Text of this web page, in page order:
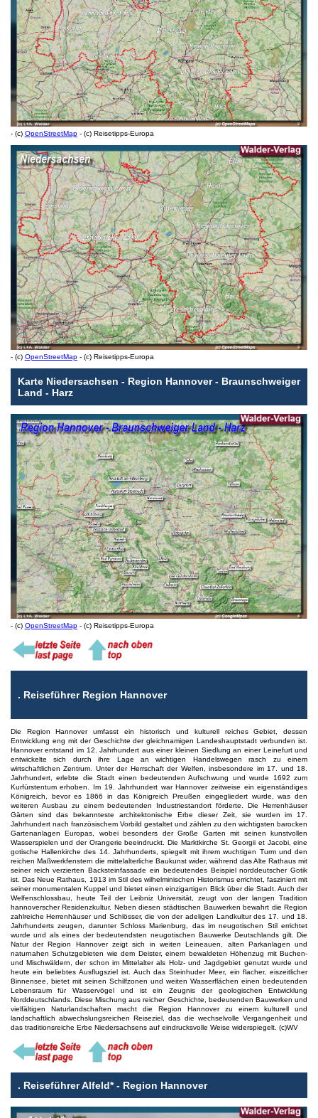
- (c) OpenStreetMap- (c) Reisetipps-Europa
- (c) OpenStreetMap- (c) Reisetipps-Europa
Karte Niedersachsen - Region Hannover - Braunschweiger
Land - Harz
- (c) OpenStreetMap- (c) Reisetipps-Europa
. Reiseführer Region Hannover
Die Region Hannover umfasst ein historisch und kulturell reiches Gebiet, dessen
Entwicklung eng mit der Geschichte der gleichnamigen Landeshauptstadt verbunden ist.
Hannover entstand im 12. Jahrhundert aus einer kleinen Siedlung an einer Leinefurt und
entwickelte sich durch ihre Lage an wichtigen Handelswegen rasch zu einem
wirtschaftlichen Zentrum. Unter der Herrschaft der Welfen, insbesondere im 17. und 18.
Jahrhundert, erlebte die Stadt einen bedeutenden Aufschwung und wurde 1692 zum
Kurfürstentum erhoben. Im 19. Jahrhundert war Hannover zeitweise ein eigenständiges
Königreich, bevor es 1866 in das Königreich Preußen eingegliedert wurde, was den
weiteren Ausbau zu einem bedeutenden Industriestandort förderte. Die Herrenhäuser
Gärten sind das bekannteste architektonische Erbe dieser Zeit, sie wurden im 17.
Jahrhundert nach französischem Vorbild gestaltet und zählen zu den wichtigsten barocken
Gartenanlagen Europas, wobei besonders der Große Garten mit seinen kunstvollen
Wasserspielen und der Orangerie beeindruckt. Die Marktkirche St. Georgii et Jacobi, eine
gotische Hallenkirche des 14. Jahrhunderts, spiegelt mit ihrem wuchtigen Turm und den
reichen Maßwerkfenstern die mittelalterliche Baukunst wider, während das Alte Rathaus mit
seiner reich verzierten Backsteinfassade ein bedeutendes Beispiel norddeutscher Gotik
ist. Das Neue Rathaus, 1913 im Stil des wilhelminischen Historismus errichtet, fasziniert mit
seiner monumentalen Kuppel und bietet einen einzigartigen Blick über die Stadt. Auch der
Welfenschlossbau, heute Teil der Leibniz Universität, zeugt von der langen Tradition
hannoverscher Residenzkultur. Neben diesen städtischen Bauwerken bewahrt die Region
zahlreiche Herrenhäuser und Schlösser, die von der adeligen Landkultur des 17. und 18.
Jahrhunderts zeugen, darunter Schloss Marienburg, das im neugotischen Stil errichtet
wurde und als eines der bedeutendsten neugotischen Bauwerke Deutschlands gilt. Die
Natur der Region Hannover zeigt sich in weiten Leineauen, alten Parkanlagen und
naturnahen Schutzgebieten wie dem Deister, einem bewaldeten Höhenzug mit Buchen-
und Mischwäldern, der schon im Mittelalter als Holz- und Jagdgebiet genutzt wurde und
heute ein beliebtes Ausflugsziel ist. Auch das Steinhuder Meer, ein flacher, eiszeitlicher
Binnensee, bietet mit seinen Schilfzonen und weiten Wasserflächen einen bedeutenden
Lebensraum für Wasservögel und ist ein Zeugnis der geologischen Entwicklung
Norddeutschlands. Diese Mischung aus reicher Geschichte, bedeutenden Bauwerken und
vielfältigen Naturlandschaften macht die Region Hannover zu einem kulturell und
landschaftlich abwechslungsreichen Reiseziel, das die wechselvolle Vergangenheit und
das traditionsreiche Erbe Niedersachsens auf eindrucksvolle Weise widerspiegelt. (c)WV
. Reiseführer Alfeld* - Region Hannover